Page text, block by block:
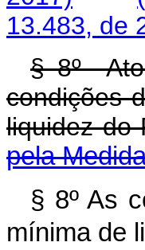
13.483, de
§ 8º Ato
condições
liquidez do
pela
§ 8º As
mínima de